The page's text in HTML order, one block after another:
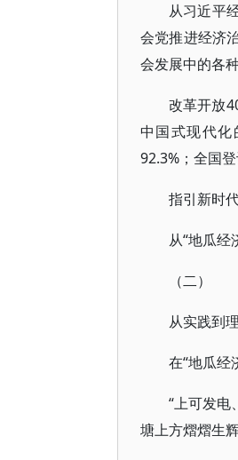
从习近平
会党推进经济
会发展中的各
改革开放
中国式现代
92.3%；全国
指引新时
从“地瓜经
（二）
从实践到
在“地瓜经
“上可发电
塘上方熠熠生